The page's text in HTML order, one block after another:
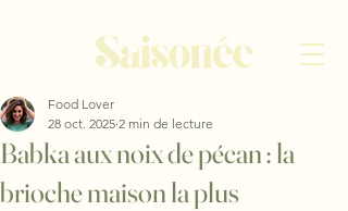
Babka aux noix de pécan : la
brioche maison la plus
Food Lover
28 oct. 2025 2 min de lecture